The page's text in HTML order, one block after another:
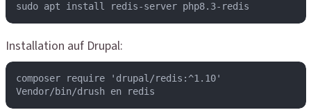
sudo apt install redis-server php8.3-redis
Installation auf Drupal:
composer require 'drupal/redis:^1.10'
Vendor/bin/drush en redis